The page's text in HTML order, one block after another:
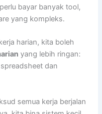
bayar banyak tool,
yang kompleks.
harian, kita boleh
yang lebih ringan:
dan
semua kerja berjalan